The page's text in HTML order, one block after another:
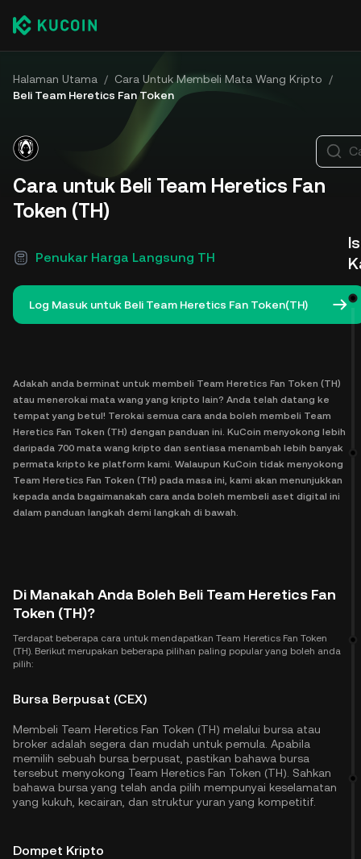
Halaman Utama / Cara Untuk Membeli Mata Wang Kripto
/
Beli Team Heretics Fan Token
Cara untuk Beli Team Heretics Fan
Token (TH)
Penukar Harga Langsung TH
Log Masuk untuk Beli Team Heretics Fan Token(TH)
Adakah anda berminat untuk membeli Team Heretics Fan Token (TH)
atau menerokai mata wang yang kripto lain? Anda telah datang ke
tempat yang betul! Terokai semua cara anda boleh membeli Team
Heretics Fan Token (TH) dengan panduan ini. KuCoin menyokong lebih
daripada 700 mata wang kripto dan sentiasa menambah lebih banyak
permata kripto ke platform kami. Walaupun KuCoin tidak menyokong
Team Heretics Fan Token (TH) pada masa ini, kami akan menunjukkan
kepada anda bagaimanakah cara anda boleh membeli aset digital ini
dalam panduan langkah demi langkah di bawah.
Di Manakah Anda Boleh Beli Team Heretics Fan
Token (TH)?
Terdapat beberapa cara untuk mendapatkan Team Heretics Fan Token
(TH). Berikut merupakan beberapa pilihan paling popular yang boleh anda
pilih:
Bursa Berpusat (CEX)
Membeli Team Heretics Fan Token (TH) melalui bursa atau
broker adalah segera dan mudah untuk pemula. Apabila
memilih sebuah bursa berpusat, pastikan bahawa bursa
tersebut menyokong Team Heretics Fan Token (TH). Sahkan
bahawa bursa yang telah anda pilih mempunyai keselamatan
yang kukuh, kecairan, dan struktur yuran yang kompetitif.
Dompet Kripto